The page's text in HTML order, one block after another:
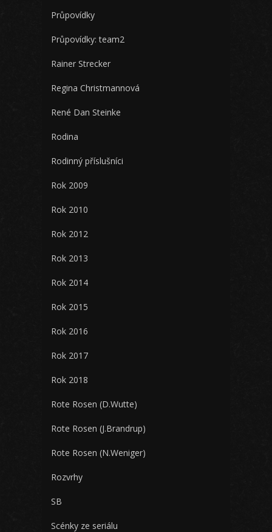
Průpovídky
Průpovídky: team2
Rainer Strecker
Regina Christmannová
René Dan Steinke
Rodina
Rodinný příslušníci
Rok 2009
Rok 2010
Rok 2012
Rok 2013
Rok 2014
Rok 2015
Rok 2016
Rok 2017
Rok 2018
Rote Rosen (D.Wutte)
Rote Rosen (J.Brandrup)
Rote Rosen (N.Weniger)
Rozvrhy
SB
Scénky ze seriálu